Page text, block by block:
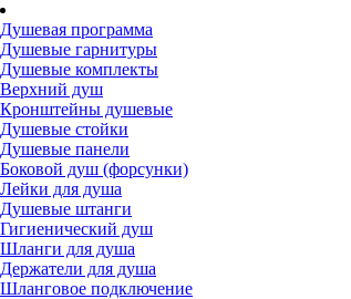
Душевая программа
Душевые гарнитуры
Душевые комплекты
Верхний душ
Кронштейны душевые
Душевые стойки
Душевые панели
Боковой душ (форсунки)
Лейки для душа
Душевые штанги
Гигиенический душ
Шланги для душа
Держатели для душа
Шланговое подключение